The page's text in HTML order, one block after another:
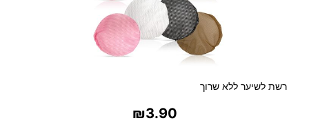
רשת לשיער ללא שרוך
₪3.90